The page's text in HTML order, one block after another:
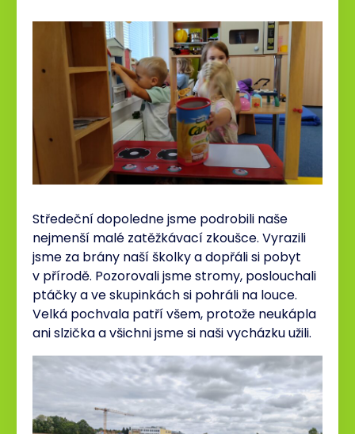
Středeční dopoledne jsme podrobili naše
nejmenší malé zatěžkávací zkoušce. Vyrazili
jsme za brány naší školky a dopřáli si pobyt
v přírodě. Pozorovali jsme stromy, poslouchali
ptáčky a ve skupinkách si pohráli na louce.
Velká pochvala patří všem, protože neukápla
ani slzička a všichni jsme si naši vycházku užili.